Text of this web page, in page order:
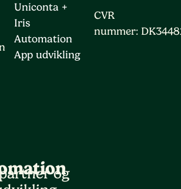
Uniconta +
Iris
Automation
App udvikling
CVR
nummer:
og